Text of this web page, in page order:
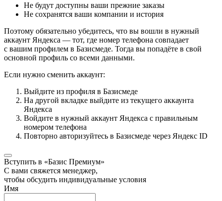
Не будут доступны ваши прежние заказы
Не сохранятся ваши компании и история
Поэтому обязательно убедитесь, что вы вошли в нужный
аккаунт Яндекса — тот, где номер телефона совпадает
с вашим профилем в Базисмеде. Тогда вы попадёте в свой
основной профиль со всеми данными.
Если нужно сменить аккаунт:
Выйдите из профиля в Базисмеде
На другой вкладке выйдите из текущего аккаунта
Яндекса
Войдите в нужный аккаунт Яндекса с правильным
номером телефона
Повторно авторизуйтесь в Базисмеде через Яндекс ID
Вступить в «Базис Премиум»
С вами свяжется менеджер,
чтобы обсудить индивидуальные условия
Имя